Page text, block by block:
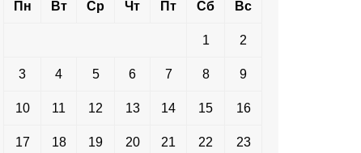
Пн Вт Ср Чт Пт Сб Вс
1 2
3 4 5 6 7 8 9
10 11 12 13 14 15 16
17 18 19 20 21 22 23